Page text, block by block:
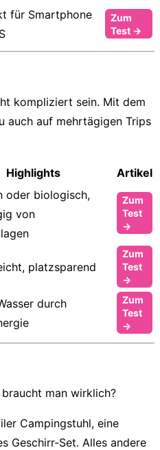
für Smartphone
Zum
Test →
kompliziert sein. Mit dem
auch auf mehrtägigen Trips
Highlights Artikel
oder biologisch,
von
Zum
Test
→
platzsparend
Zum
Test
→
durch
Zum
Test
→
man wirklich?
Campingstuhl, eine
Geschirr-Set. Alles andere